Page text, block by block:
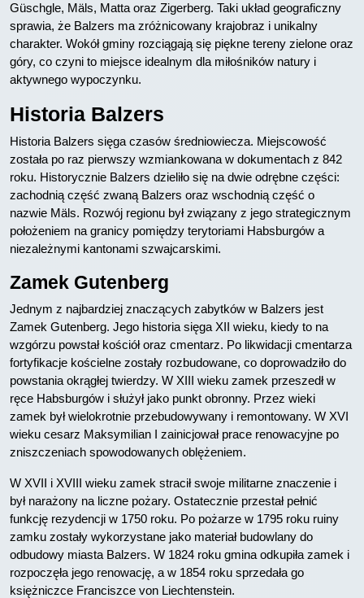
Güschgle, Mäls, Matta oraz Zigerberg. Taki układ geograficzny
sprawia, że Balzers ma zróżnicowany krajobraz i unikalny
charakter. Wokół gminy rozciągają się piękne tereny zielone oraz
góry, co czyni to miejsce idealnym dla miłośników natury i
aktywnego wypoczynku.
Historia Balzers
Historia Balzers sięga czasów średniowiecza. Miejscowość
została po raz pierwszy wzmiankowana w dokumentach z 842
roku. Historycznie Balzers dzieliło się na dwie odrębne części:
zachodnią część zwaną Balzers oraz wschodnią część o
nazwie Mäls. Rozwój regionu był związany z jego strategicznym
położeniem na granicy pomiędzy terytoriami Habsburgów a
niezależnymi kantonami szwajcarskimi.
Zamek Gutenberg
Jednym z najbardziej znaczących zabytków w Balzers jest
Zamek Gutenberg. Jego historia sięga XII wieku, kiedy to na
wzgórzu powstał kościół oraz cmentarz. Po likwidacji cmentarza
fortyfikacje kościelne zostały rozbudowane, co doprowadziło do
powstania okrągłej twierdzy. W XIII wieku zamek przeszedł w
ręce Habsburgów i służył jako punkt obronny. Przez wieki
zamek był wielokrotnie przebudowywany i remontowany. W XVI
wieku cesarz Maksymilian I zainicjował prace renowacyjne po
zniszczeniach spowodowanych oblężeniem.
W XVII i XVIII wieku zamek stracił swoje militarne znaczenie i
był narażony na liczne pożary. Ostatecznie przestał pełnić
funkcję rezydencji w 1750 roku. Po pożarze w 1795 roku ruiny
zamku zostały wykorzystane jako materiał budowlany do
odbudowy miasta Balzers. W 1824 roku gmina odkupiła zamek i
rozpoczęła jego renowację, a w 1854 roku sprzedała go
księżniczce Franciszce von Liechtenstein.